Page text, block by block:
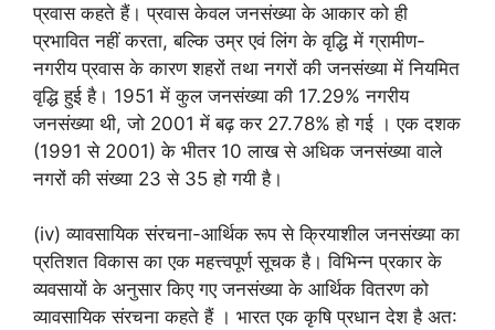
प्रवास कहते हैं। प्रवास केवल जनसंख्या के आकार को ही
प्रभावित नहीं करता, बल्कि उम्र एवं लिंग के वृद्धि में ग्रामीण-
नगरीय प्रवास के कारण शहरों तथा नगरों की जनसंख्या में नियमित
वृद्धि हुई है। 1951 में कुल जनसंख्या की 17.29% नगरीय
जनसंख्या थी, जो 2001 में बढ़ कर 27.78% हो गई । एक दशक
(1991 से 2001) के भीतर 10 लाख से अधिक जनसंख्या वाले
नगरों की संख्या 23 से 35 हो गयी है।
(iv) व्यावसायिक संरचना-आर्थिक रूप से क्रियाशील जनसंख्या का
प्रतिशत विकास का एक महत्त्वपूर्ण सूचक है। विभिन्न प्रकार के
व्यवसायों के अनुसार किए गए जनसंख्या के आर्थिक वितरण को
व्यावसायिक संरचना कहते हैं । भारत एक कृषि प्रधान देश है अत: